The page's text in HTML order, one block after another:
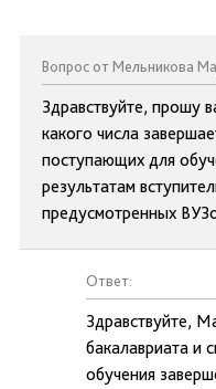
Вопрос от Мельникова
Здравствуйте, прошу
какого числа
поступающих для
результатам
предусмотренных
Ответ:
Здравствуйте,
бакалавриата и
обучения